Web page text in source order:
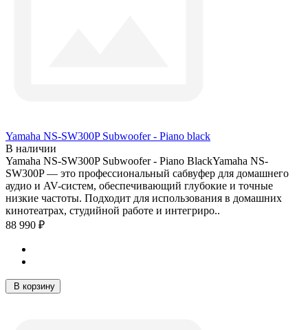
Yamaha NS-SW300P Subwoofer - Piano black
В наличии
Yamaha NS-SW300P Subwoofer - Piano BlackYamaha NS-
SW300P — это профессиональный сабвуфер для домашнего
аудио и AV-систем, обеспечивающий глубокие и точные
низкие частоты. Подходит для использования в домашних
кинотеатрах, студийной работе и интегриро..
88 990 ₽
В корзину